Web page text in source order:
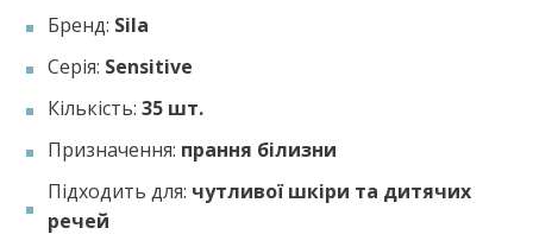
Бренд: Sila
Серія: Sensitive
Кількість: 35 шт.
Призначення: прання білизни
Підходить для: чутливої шкіри та дитячих
речей